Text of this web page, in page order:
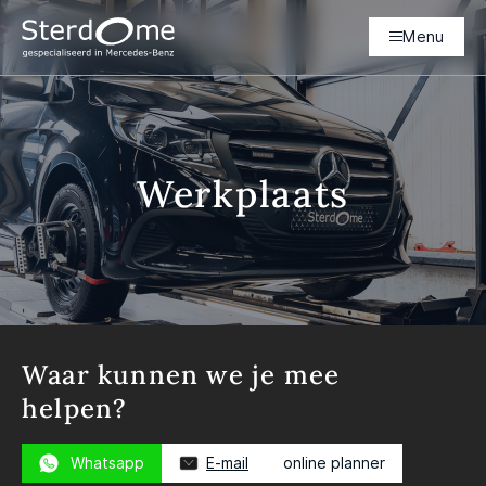
Menu
Werkplaats
Waar kunnen we je mee
helpen?
Whatsapp E-mail online planner